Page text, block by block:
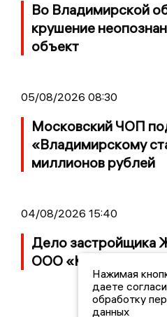
Во Владимирской
крушение
объект
05/08/2026 08:30
Московский ЧОП
«Владимирскому
миллионов рублей
04/08/2026 15:40
Дело застройщика
ООО «Капитал
Нажимая
даете
обработку
данных